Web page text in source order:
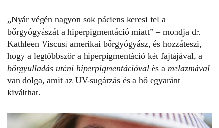
„Nyár végén nagyon sok páciens keresi fel a
bőrgyógyászát a hiperpigmentáció miatt” – mondja dr.
Kathleen Viscusi amerikai bőrgyógyász, és hozzáteszi,
hogy a legtöbbször a hiperpigmentáció két fajtájával, a
bőrgyulladás utáni hiperpigmentációval és a melazmával
van dolga, amit az UV-sugárzás és a hő egyaránt
kiválthat.